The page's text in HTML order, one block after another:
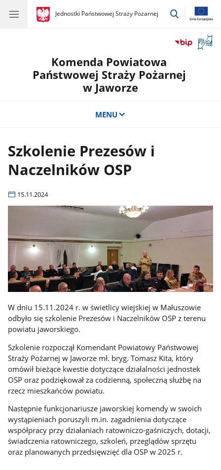
gov.pl
Jednostki Państwowej Straży Pożarnej
gov.pl
Jednostki
przejdź
okno
Komenda Powiatowa
Państwowej Straży Pożarnej
w Jaworze
MENU
Szkolenie Prezesów i
Naczelników OSP
15.11.2024
W dniu 15.11.2024 r. w świetlicy wiejskiej w Małuszowie
odbyło się szkolenie Prezesów i Naczelników OSP z terenu
powiatu jaworskiego.
Szkolenie rozpoczął Komendant Powiatowy Państwowej
Straży Pożarnej w Jaworze mł. bryg. Tomasz Kita, który
omówił bieżące kwestie dotyczące działalności jednostek
OSP oraz podziękował za codzienną, społeczną służbę na
rzecz mieszkańców powiatu.
Następnie funkcjonariusze jaworskiej komendy w swoich
wystąpieniach poruszyli m.in. zagadnienia dotyczące
współpracy przy działaniach ratowniczo-gaśniczych, dotacji,
świadczenia ratowniczego, szkoleń, przeglądów sprzętu
oraz planowanych przedsięwzięć dla OSP w 2025 r.